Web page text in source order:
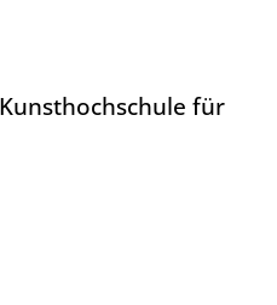
für
für Medien Köln